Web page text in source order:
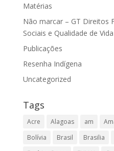
Matérias
Não marcar – GT Direitos
Sociais e Qualidade de Vida
Publicações
Resenha Indígena
Uncategorized
Tags
Acre Alagoas am
Bolívia
Brasil Brasilia